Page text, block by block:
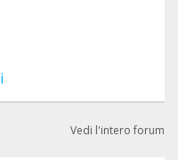
Vedi l'intero forum